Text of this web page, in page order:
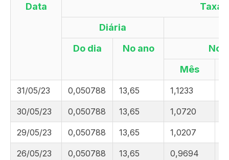
Data
Taxa
Diária
Do dia
No ano
No
Mês
31/05/23 0,050788 13,65 1,1233
30/05/23 0,050788 13,65 1,0720
29/05/23 0,050788 13,65 1,0207
26/05/23 0,050788 13,65 0,9694